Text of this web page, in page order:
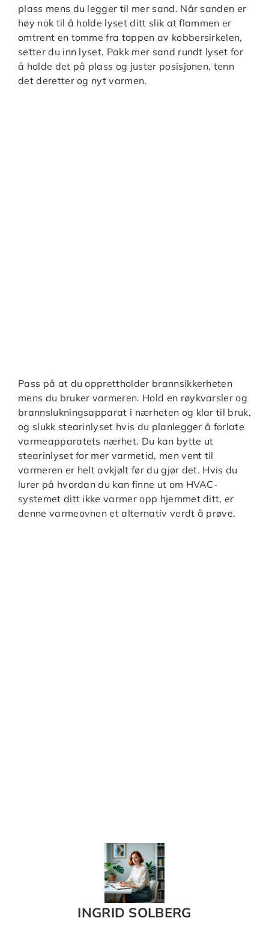
plass mens du legger til mer sand. Når sanden er
høy nok til å holde lyset ditt slik at flammen er
omtrent en tomme fra toppen av kobbersirkelen,
setter du inn lyset. Pakk mer sand rundt lyset for
å holde det på plass og juster posisjonen, tenn
det deretter og nyt varmen.
Pass på at du opprettholder brannsikkerheten
mens du bruker varmeren. Hold en røykvarsler og
brannslukningsapparat i nærheten og klar til bruk,
og slukk stearinlyset hvis du planlegger å forlate
varmeapparatets nærhet. Du kan bytte ut
stearinlyset for mer varmetid, men vent til
varmeren er helt avkjølt før du gjør det. Hvis du
lurer på hvordan du kan finne ut om HVAC-
systemet ditt ikke varmer opp hjemmet ditt, er
denne varmeovnen et alternativ verdt å prøve.
INGRID SOLBERG